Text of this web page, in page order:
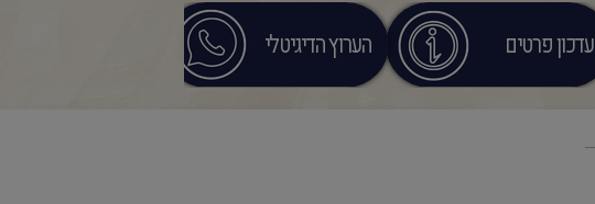
עדכון פרטים הערוץ הדיגיטלי